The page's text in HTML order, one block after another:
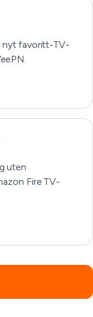
nyt favoritt-TV-
uten
Fire TV-